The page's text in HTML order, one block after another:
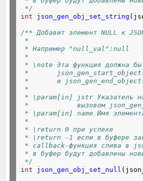
*/
int
json_gen_obj_set_string
/** Добавит элемент NULL к
*
* Например "null_val":null
*
* \note Эта функция должна
*
*       и
*
* \param[in] jstr Указатель на
*            вызовом
* \param[in] name Имя
*
* \return 0 при успехе
* \return -1 если в буфере
* callback-функция слива в
* в буфер будут добавлены
*/
int
json_gen_obj_set_null